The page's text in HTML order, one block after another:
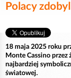
Polacy
18 maja 2025 roku
Monte Cassino przez
najbardziej
światowej.